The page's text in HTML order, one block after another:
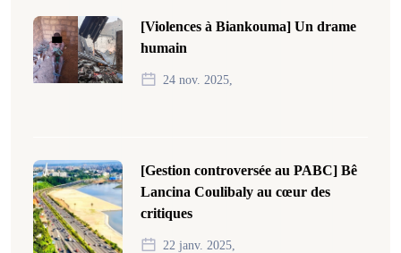
[Violences à Biankouma] Un drame
humain
24 nov. 2025,
[Gestion controversée au PABC] Bê
Lancina Coulibaly au cœur des
critiques
22 janv. 2025,